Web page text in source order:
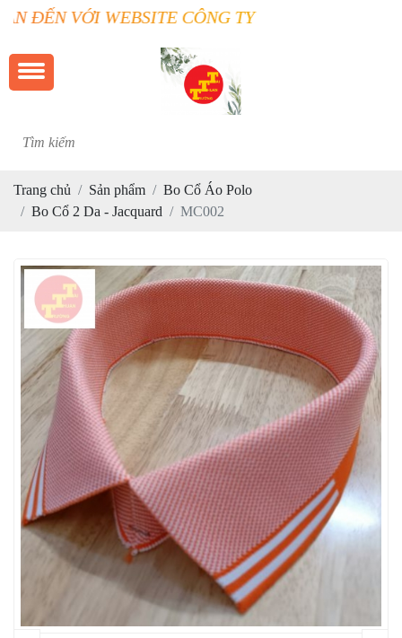
CÔNG TY TRƯỜNG THUẬN TÀI
Trang chủ Sản phẩm
Bo Cổ Áo Polo
Bo Cổ 2 Da - Jacquard
MC002